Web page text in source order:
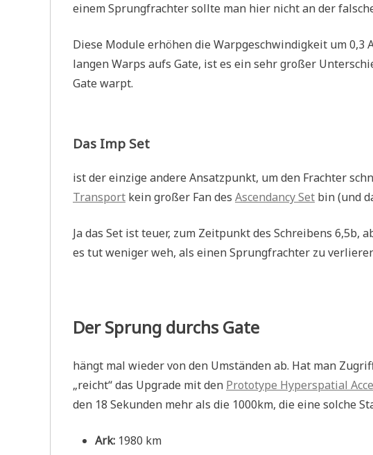
einem Sprungfrachter sollte man hier nicht an der
Diese Module erhöhen die Warpgeschwindigkeit um
langen Warps aufs Gate, ist es ein sehr großer
Gate warpt.
Das Imp Set
ist der einzige andere Ansatzpunkt, um den Frachter
Transport kein großer Fan des Ascendancy Set bin (und
Ja das Set ist teuer, zum Zeitpunkt des Schreibens
es tut weniger weh, als einen Sprungfrachter zu
Der Sprung durchs Gate
hängt mal wieder von den Umständen ab. Hat man
„reicht“ das Upgrade mit den Prototype Hyperspatial
den 18 Sekunden mehr als die 1000km, die eine solche
Ark: 1980 km